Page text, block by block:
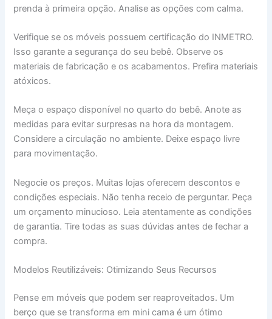
prenda à primeira opção. Analise as opções com calma.
Verifique se os móveis possuem certificação do INMETRO.
Isso garante a segurança do seu bebê. Observe os
materiais de fabricação e os acabamentos. Prefira materiais
atóxicos.
Meça o espaço disponível no quarto do bebê. Anote as
medidas para evitar surpresas na hora da montagem.
Considere a circulação no ambiente. Deixe espaço livre
para movimentação.
Negocie os preços. Muitas lojas oferecem descontos e
condições especiais. Não tenha receio de perguntar. Peça
um orçamento minucioso. Leia atentamente as condições
de garantia. Tire todas as suas dúvidas antes de fechar a
compra.
Modelos Reutilizáveis: Otimizando Seus Recursos
Pense em móveis que podem ser reaproveitados. Um
berço que se transforma em mini cama é um ótimo